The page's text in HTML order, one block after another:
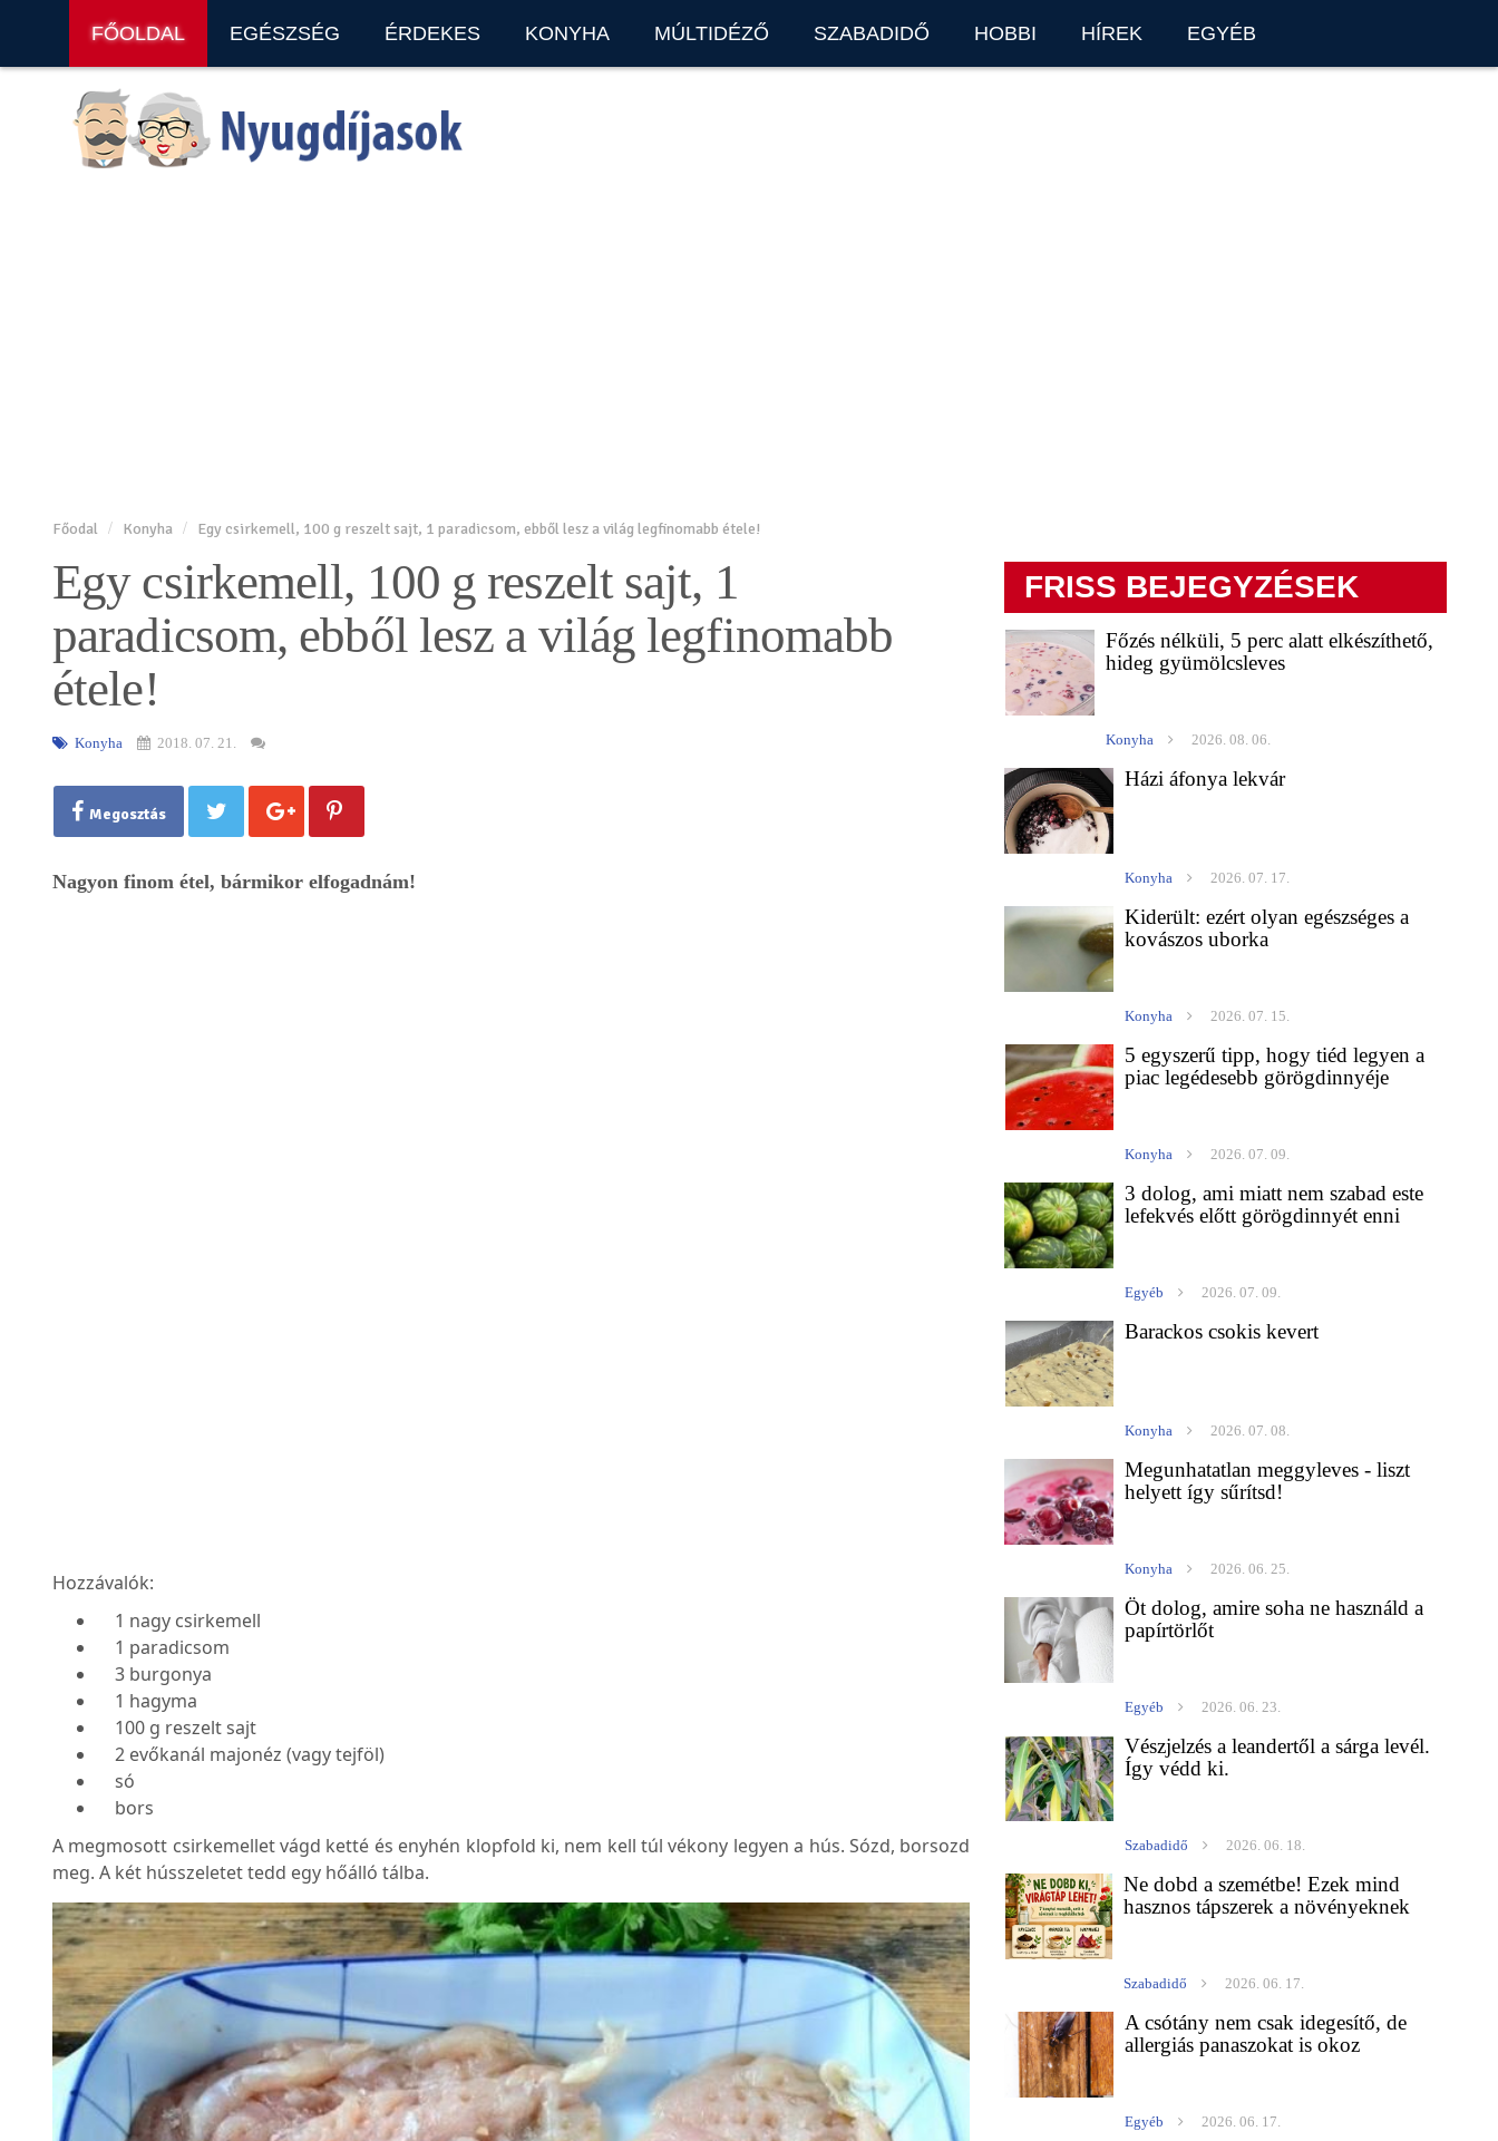
FŐOLDAL EGÉSZSÉG ÉRDEKES KONYHA MÚLTIDÉZŐ SZABADIDŐ HOBBI HÍREK EGYÉB
Főodal Konyha Egy csirkemell, 100 g reszelt sajt, 1 paradicsom, ebből lesz a világ legfinomabb étele!
Egy csirkemell, 100 g reszelt sajt, 1
paradicsom, ebből lesz a világ legfinomabb
étele!
Konyha 2018. 07. 21.
Megosztás
Nagyon finom étel, bármikor elfogadnám!
Hozzávalók:
1 nagy csirkemell
1 paradicsom
3 burgonya
1 hagyma
100 g reszelt sajt
2 evőkanál majonéz (vagy tejföl)
só
bors
A megmosott csirkemellet vágd ketté és enyhén klopfold ki, nem kell túl vékony legyen a hús. Sózd, borsozd
meg. A két hússzeletet tedd egy hőálló tálba.
FRISS BEJEGYZÉSEK
Főzés nélküli, 5 perc alatt elkészíthető,
hideg gyümölcsleves
Konyha 2026. 08. 06.
Házi áfonya lekvár
Konyha 2026. 07. 17.
Kiderült: ezért olyan egészséges a
kovászos uborka
Konyha 2026. 07. 15.
5 egyszerű tipp, hogy tiéd legyen a
piac legédesebb görögdinnyéje
Konyha 2026. 07. 09.
3 dolog, ami miatt nem szabad este
lefekvés előtt görögdinnyét enni
Egyéb 2026. 07. 09.
Barackos csokis kevert
Konyha 2026. 07. 08.
Megunhatatlan meggyleves - liszt
helyett így sűrítsd!
Konyha 2026. 06. 25.
Öt dolog, amire soha ne használd a
papírtörlőt
Egyéb 2026. 06. 23.
Vészjelzés a leandertől a sárga levél.
Így védd ki.
Szabadidő 2026. 06. 18.
Ne dobd a szemétbe! Ezek mind
hasznos tápszerek a növényeknek
Szabadidő 2026. 06. 17.
A csótány nem csak idegesítő, de
allergiás panaszokat is okoz
Egyéb 2026. 06. 17.